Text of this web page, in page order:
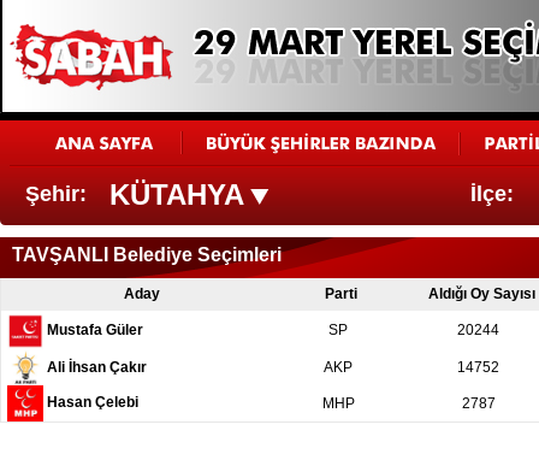
Şehir: KÜTAHYA İlçe:
TAVŞANLI Belediye Seçimleri
Aday Parti Aldığı Oy Sayısı
Mustafa Güler SP 20244
Ali İhsan Çakır AKP 14752
Hasan Çelebi MHP 2787